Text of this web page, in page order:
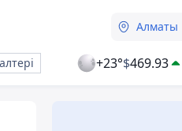
Алматы
+23°$469.93